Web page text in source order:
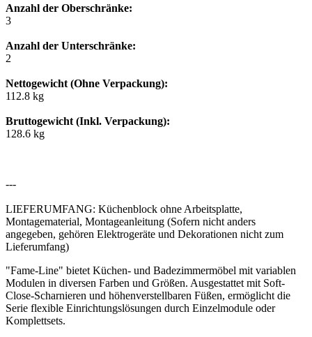
Anzahl der Oberschränke:
3
Anzahl der Unterschränke:
2
Nettogewicht (Ohne Verpackung):
112.8 kg
Bruttogewicht (Inkl. Verpackung):
128.6 kg
---
LIEFERUMFANG: Küchenblock ohne Arbeitsplatte,
Montagematerial, Montageanleitung (Sofern nicht anders
angegeben, gehören Elektrogeräte und Dekorationen nicht zum
Lieferumfang)
"Fame-Line" bietet Küchen- und Badezimmermöbel mit variablen
Modulen in diversen Farben und Größen. Ausgestattet mit Soft-
Close-Scharnieren und höhenverstellbaren Füßen, ermöglicht die
Serie flexible Einrichtungslösungen durch Einzelmodule oder
Komplettsets.